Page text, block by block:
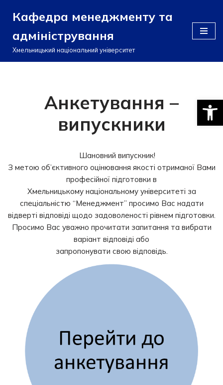
Перейти
до
вмісту
Кафедра менеджменту та
адміністрування
Хмельницький національний університет
Анкетування –
випускники
Шановний випускник!
З метою об’єктивного оцінювання якості отриманої Вами
професійної підготовки в
Хмельницькому національному університеті за
спеціальністю “Менеджмент” просимо Вас надати
відверті відповіді щодо задоволеності рівнем підготовки.
Просимо Вас уважно прочитати запитання та вибрати
варіант відповіді або
запропонувати свою відповідь.